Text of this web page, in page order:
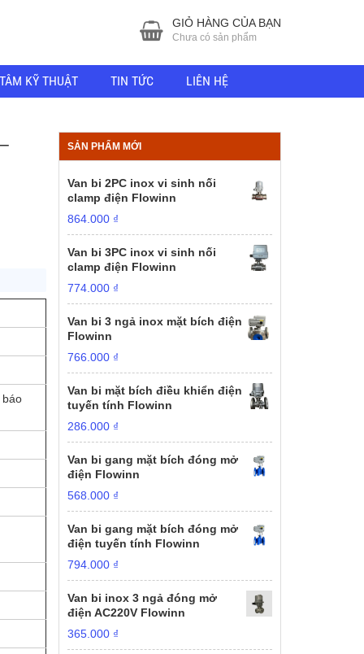
GIỎ HÀNG CỦA BẠN
Chưa có sản phẩm
KỸ THUẬT TIN TỨC LIÊN HỆ
SẢN PHẨM MỚI
Van bi 2PC inox vi sinh nối
clamp điện Flowinn
864.000 ₫
Van bi 3PC inox vi sinh nối
clamp điện Flowinn
774.000 ₫
Van bi 3 ngả inox mặt bích điện
Flowinn
766.000 ₫
Van bi mặt bích điều khiển điện
tuyến tính Flowinn
286.000 ₫
Van bi gang mặt bích đóng mở
điện Flowinn
568.000 ₫
Van bi gang mặt bích đóng mở
điện tuyến tính Flowinn
794.000 ₫
Van bi inox 3 ngả đóng mở
điện AC220V Flowinn
365.000 ₫